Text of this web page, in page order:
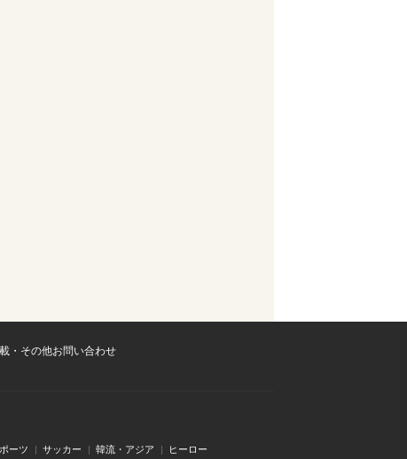
・その他お問い合わせ
ーツ サッカー 韓流・アジア ヒーロー